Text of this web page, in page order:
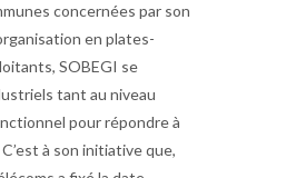
concernées par son
en plates-
SOBEGI se
tant au niveau
pour répondre à
à son initiative que,